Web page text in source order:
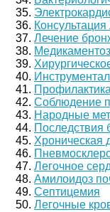
Лечение
Соблюдение
Народные
Последствия
Хроническая
Легочное
Амилоидоз
Септицемия
Легочные